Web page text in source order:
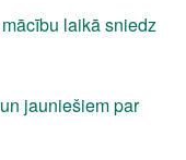
laikā sniedz
jauniešiem par